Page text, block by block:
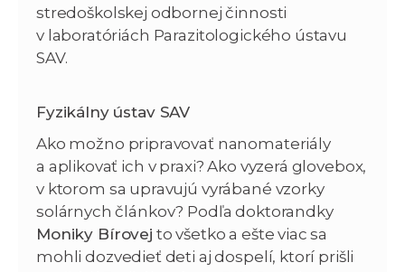
stredoškolskej odbornej činnosti
v laboratóriách Parazitologického ústavu
SAV.
Fyzikálny ústav SAV
Ako možno pripravovať nanomateriály
a aplikovať ich v praxi? Ako vyzerá glovebox,
v ktorom sa upravujú vyrábané vzorky
solárnych článkov? Podľa doktorandky
Moniky Bírovej to všetko a ešte viac sa
mohli dozvedieť deti aj dospelí, ktorí prišli